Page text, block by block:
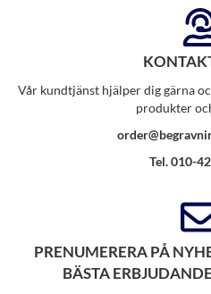
Vår kundtjänst hjälper dig gärna
produkter
Tel. 010-
PRENUMERERA PÅ
BÄSTA